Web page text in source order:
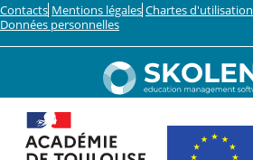
Contacts Mentions légales Chartes d'utilisation
Données personnelles